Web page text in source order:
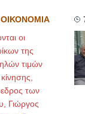
ΟΙΚΟΝΟΜΙΑ
οι
της
τιμών
των
Γιώργος